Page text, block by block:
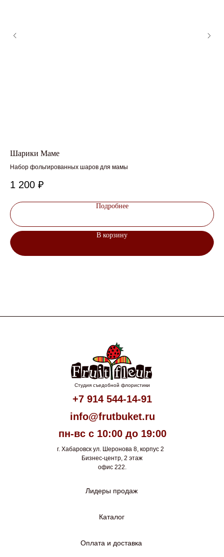
Шарики Маме
Набор фольгированных шаров для мамы
1 200 ₽
Подробнее
В корзину
Студия съедобной флористики
+7 914 544-14-91
info@frutbuket.ru
пн-вс с 10:00 до 19:00
г. Хабаровск ул. Шеронова 8, корпус 2
Бизнес-центр, 2 этаж
офис 222.
Лидеры продаж
Каталог
Оплата и доставка